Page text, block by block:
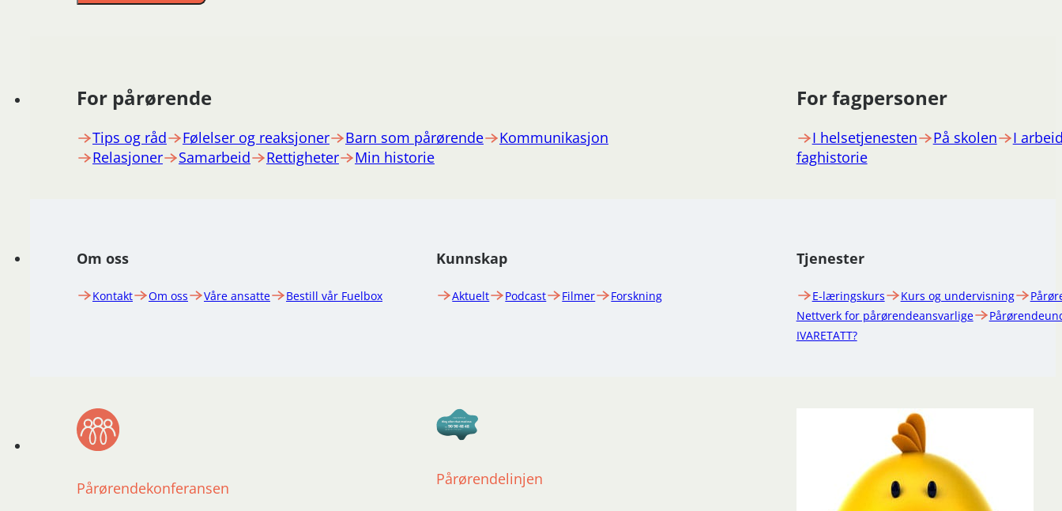
For pårørende
Tips og råd Følelser og reaksjoner Barn som pårørende
Kommunikasjon
Relasjoner
Samarbeid Rettigheter Min historie
For fagpersoner
I helsetjenesten På skolen
I
faghistorie
Om oss
Kontakt Om oss Våre ansatte Bestill vår Fuelbox
Kunnskap
Aktuelt Podcast Filmer Forskning
Tjenester
E-læringskurs Kurs og undervisning
Nettverk for pårørendeansvarlige
IVARETATT?
Pårørendekonferansen Pårørendelinjen